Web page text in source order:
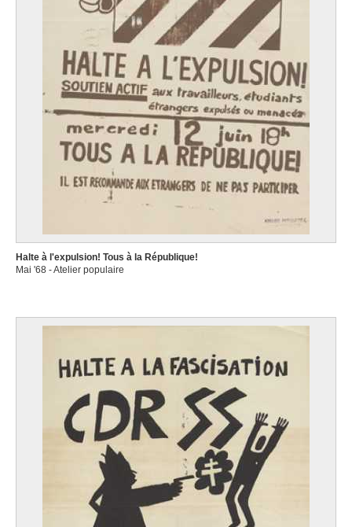
Halte à l'expulsion! Tous à la République!
Mai '68 - Atelier populaire